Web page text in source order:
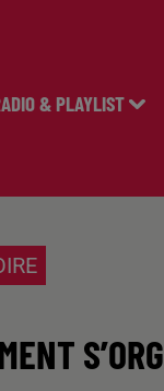
& PLAYLIST